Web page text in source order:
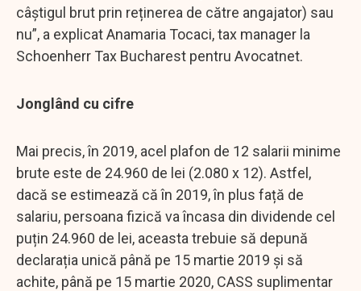
câștigul brut prin reținerea de către angajator) sau
nu”, a explicat Anamaria Tocaci, tax manager la
Schoenherr Tax Bucharest pentru Avocatnet.
Jonglând cu cifre
Mai precis, în 2019, acel plafon de 12 salarii minime
brute este de 24.960 de lei (2.080 x 12). Astfel,
dacă se estimează că în 2019, în plus față de
salariu, persoana fizică va încasa din dividende cel
puțin 24.960 de lei, aceasta trebuie să depună
declarația unică până pe 15 martie 2019 și să
achite, până pe 15 martie 2020, CASS suplimentar